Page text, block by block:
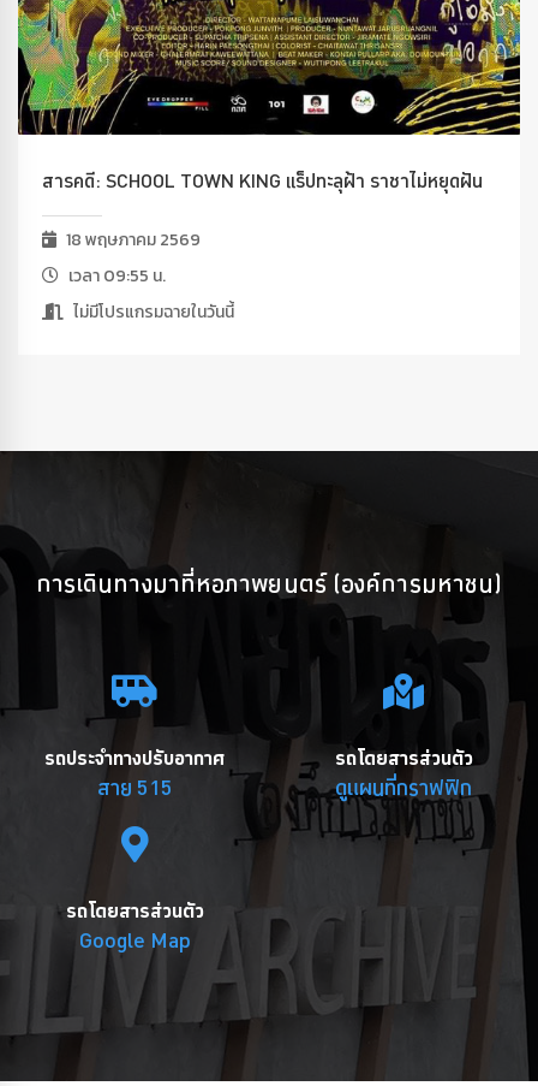
สารคดี: SCHOOL TOWN KING แร็ปทะลุฝ้า ราชาไม่หยุดฝัน
18 พฤษภาคม 2569
เวลา 09:55 น.
ไม่มีโปรแกรมฉายในวันนี้
การเดินทางมาที่หอภาพยนตร์ (องค์การมหาชน)
รถประจำทางปรับอากาศ
สาย 515
รถโดยสารส่วนตัว
ดูแผนที่กราฟฟิก
รถโดยสารส่วนตัว
Google Map